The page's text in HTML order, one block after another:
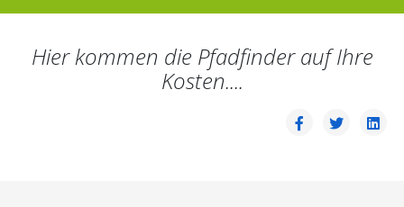
Hier kommen die Pfadfinder auf Ihre
Kosten....